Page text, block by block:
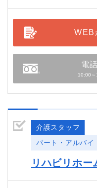
WEB
電
10:00～
介護スタッフ
パート・アルバイ
リハビリホー